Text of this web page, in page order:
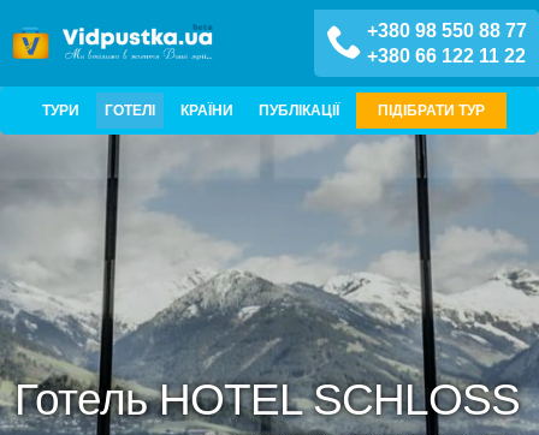
+380 98 550 88 77
+380 66 122 11 22
ТУРИ ГОТЕЛІ КРАЇНИ ПУБЛІКАЦІЇ ПІДІБРАТИ ТУР
Готель HOTEL SCHLOSS